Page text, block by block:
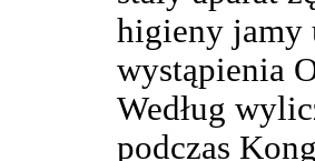
higieny jamy
wystąpienia
Według
podczas